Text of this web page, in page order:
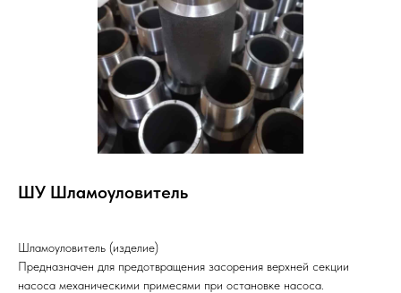
ШУ Шламоуловитель
Шламоуловитель (изделие)
Предназначен для предотвращения засорения верхней секции
насоса механическими примесями при остановке насоса.